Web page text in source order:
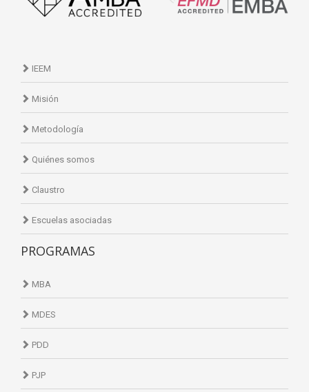
IEEM
Misión
Metodología
Quiénes somos
Claustro
Escuelas asociadas
PROGRAMAS
MBA
MDES
PDD
PJP